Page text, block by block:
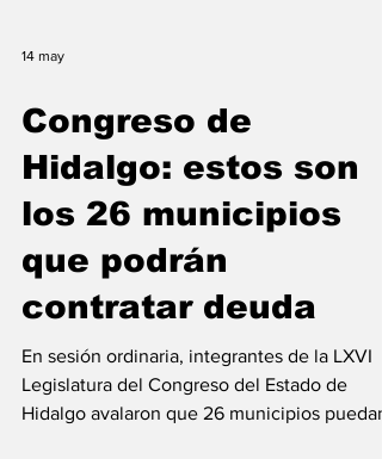
14 may
Congreso de
Hidalgo: estos son
los 26 municipios
que podrán
contratar deuda
En sesión ordinaria, integrantes de la LXVI